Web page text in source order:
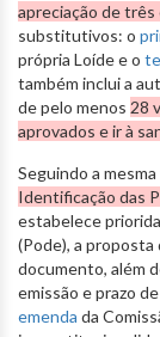
apreciação de três
substitutivos: o
própria Loíde e o
também inclui a
de pelo menos 28
aprovados e ir à
Seguindo a
Identificação das
estabelece
(Pode), a
documento, além
emissão e prazo
emenda da